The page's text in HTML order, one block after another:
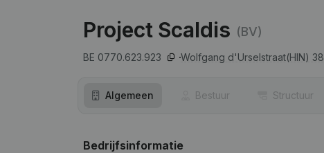
Project Scaldis (BV)
BE 0770.623.923 Wolfgang d'Urselstraat(HIN) 38,
Algemeen Bestuur Structuur
Bedrijfsinformatie